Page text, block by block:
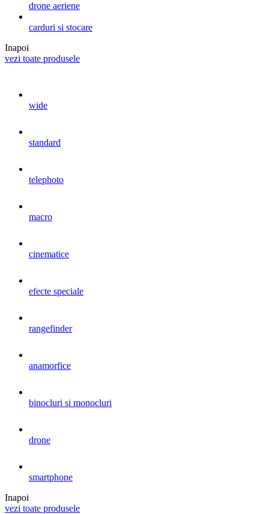
drone aeriene
carduri si stocare
Inapoi
vezi toate produsele
wide
standard
telephoto
macro
cinematice
efecte speciale
rangefinder
anamorfice
binocluri si monocluri
drone
smartphone
Inapoi
vezi toate produsele